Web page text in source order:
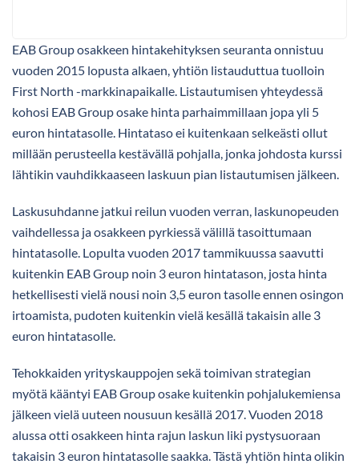
EAB Group osakkeen hintakehityksen seuranta onnistuu
vuoden 2015 lopusta alkaen, yhtiön listauduttua tuolloin
First North -markkinapaikalle. Listautumisen yhteydessä
kohosi EAB Group osake hinta parhaimmillaan jopa yli 5
euron hintatasolle. Hintataso ei kuitenkaan selkeästi ollut
millään perusteella kestävällä pohjalla, jonka johdosta kurssi
lähtikin vauhdikkaaseen laskuun pian listautumisen jälkeen.
Laskusuhdanne jatkui reilun vuoden verran, laskunopeuden
vaihdellessa ja osakkeen pyrkiessä välillä tasoittumaan
hintatasolle. Lopulta vuoden 2017 tammikuussa saavutti
kuitenkin EAB Group noin 3 euron hintatason, josta hinta
hetkellisesti vielä nousi noin 3,5 euron tasolle ennen osingon
irtoamista, pudoten kuitenkin vielä kesällä takaisin alle 3
euron hintatasolle.
Tehokkaiden yrityskauppojen sekä toimivan strategian
myötä kääntyi EAB Group osake kuitenkin pohjalukemiensa
jälkeen vielä uuteen nousuun kesällä 2017. Vuoden 2018
alussa otti osakkeen hinta rajun laskun liki pystysuoraan
takaisin 3 euron hintatasolle saakka. Tästä yhtiön hinta olikin